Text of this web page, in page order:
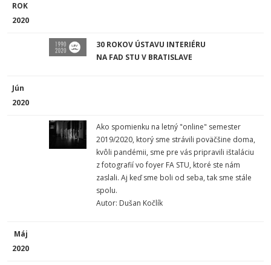
ROK
2020
30 ROKOV ÚSTAVU INTERIÉRU
NA FAD STU V BRATISLAVE
Jún
2020
Ako spomienku na letný "online" semester
2019/2020, ktorý sme strávili poväčšine doma,
kvôli pandémii, sme pre vás pripravili ištaláciu
z fotografií vo foyer FA STU, ktoré ste nám
zaslali. Aj keď sme boli od seba, tak sme stále
spolu.
Autor: Dušan Kočlík
Máj
2020